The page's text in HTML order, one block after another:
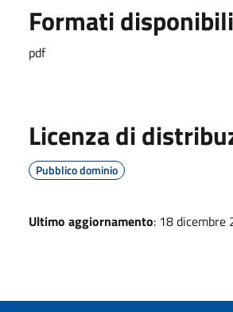
Formati disponibili
pdf
Licenza di
Pubblico dominio
Ultimo aggiornamento: 18 dicembre